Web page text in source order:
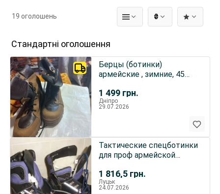
₴
19 оголошень
Стандартні оголошення
1 499 грн.
Берцы (ботинки)
армейские , зимние, 45
Дніпро
29.07.2026
1 816,5 грн.
Тактические спецботинки
для проф армейской
Луцьк
24.07.2026